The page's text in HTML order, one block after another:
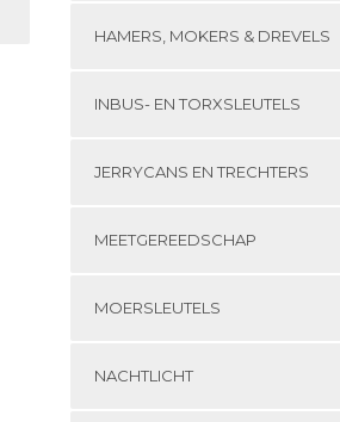
meerdere
productpagina
HAMERS, MOKERS & DREVELS
INBUS- EN TORXSLEUTELS
JERRYCANS EN TRECHTERS
MEETGEREEDSCHAP
MOERSLEUTELS
NACHTLICHT